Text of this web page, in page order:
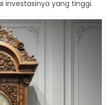
investasinya yang tinggi.